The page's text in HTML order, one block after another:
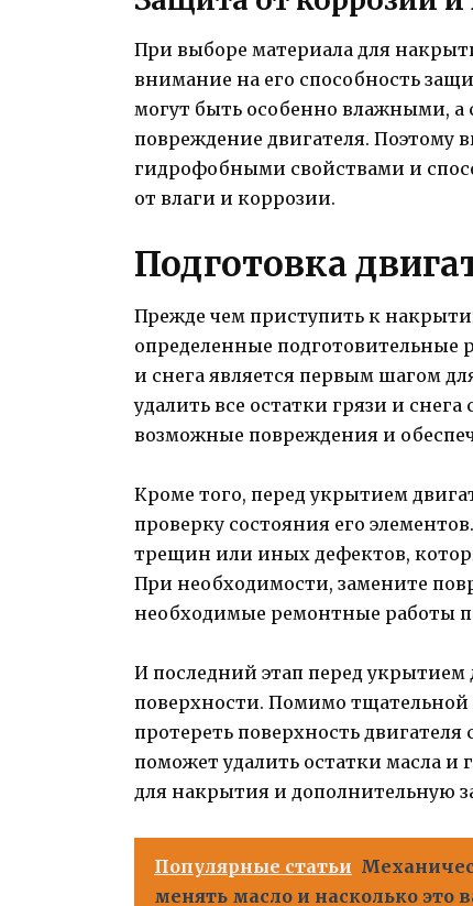
При выборе материала для
внимание на его способность
могут быть особенно влажными, а
повреждение двигателя. Поэтому
гидрофобными свойствами и
от влаги и коррозии.
Подготовка
Прежде чем приступить к
определенные подготовительные
и снега является первым шагом
удалить все остатки грязи и
возможные повреждения и
Кроме того, перед укрытием
проверку состояния его
трещин или иных дефектов,
При необходимости, замените
необходимые ремонтные работы
И последний этап перед
поверхности. Помимо тщательной
протереть поверхность
поможет удалить остатки масла и
для накрытия и дополнительную
Популярные статьи
менять масло и насколько это